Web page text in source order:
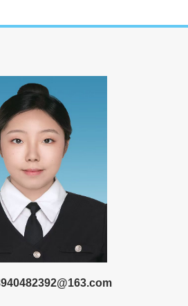
@163.com